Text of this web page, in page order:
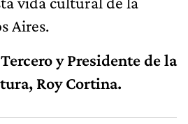
Aires.
y Presidente de la
Roy Cortina.